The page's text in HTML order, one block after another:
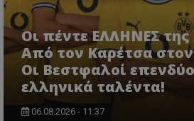
Οι πέντε ΕΛΛΗΝΕΣ
Από τον Καρέτσα
Οι Βεστφαλοί
ελληνικά ταλέντα!
06.08.2026 - 11:37